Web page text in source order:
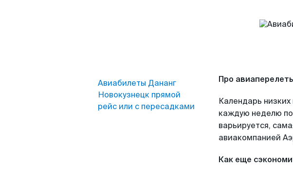
Авиабилеты Дананг
Новокузнецк прямой
рейс или с пересадками
Про
Календарь
каждую неделю
варьируется,
авиакомпанией
Как еще